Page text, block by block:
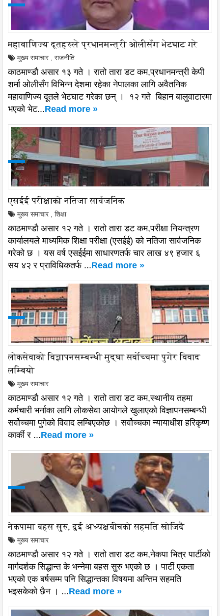
महावाणिज्य दूतहरुले प्रधानमन्त्री ओलीसँग भेटघाट गरे
मुख्य समाचार राजनीति
काठमाण्डौ असार १३ गते । रातो तारा डट कम,प्रधानमन्त्री केपी
शर्मा ओलीसँग विभिन्न देशमा रहेका नेपालका लागि अवैतनिक
महावाणिज्य दूतले भेटघाट गरेका छन् । १२ गते बिहान बालुवाटारमा
भएको भेट...Read more »
एसईई परीक्षाको नतिजा सार्वजनिक
मुख्य समाचार शिक्षा
काठमाण्डौ असार १२ गते । रातो तारा डट कम,परीक्षा नियन्त्रण
कार्यालयले माध्यमिक शिक्षा परीक्षा (एसईई) को नतिजा सार्वजनिक
गरेको छ । यस वर्ष एसईईमा साधारणतर्फ चार लाख ४९ हजार ६
सय ४२ र प्राविधिकतर्फ ...Read more »
लोकसेवाको विज्ञापनसम्बन्धी मुद्घा सर्वोच्चमा पुगेर विवाद
लम्बियो
मुख्य समाचार
काठमाण्डौ असार १२ गते । रातो तारा डट कम,स्थानीय तहमा
कर्मचारी भर्नाका लागि लोकसेवा आयोगले खुलाएको विज्ञापनसम्बन्धी
सर्वोच्चमा पुगेको विवाद लम्बिएकोछ । सर्वोच्चका न्यायाधीश हरिकृष्ण
कार्की र ...Read more »
नेकपामा बहस सुरु, दुई अध्यक्षबीचको सहमति खोजिदै
मुख्य समाचार
काठमाण्डौ असार १२ गते । रातो तारा डट कम,नेकपा भित्र पार्टीको
मार्गदर्शक सिद्धान्त के भन्नेमा बहस सुरु भएको छ । पार्टी एकता
भएको एक बर्षसम्म पनि सिद्धान्तका विषयमा अन्तिम सहमति
भइसकेको छैन । ...Read more »